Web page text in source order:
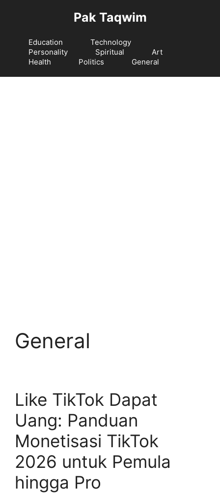
Pak Taqwim
Education
Technology
Personality
Spiritual
Art
Health
Politics General
General
Like TikTok Dapat
Uang: Panduan
Monetisasi TikTok
2026 untuk Pemula
hingga Pro